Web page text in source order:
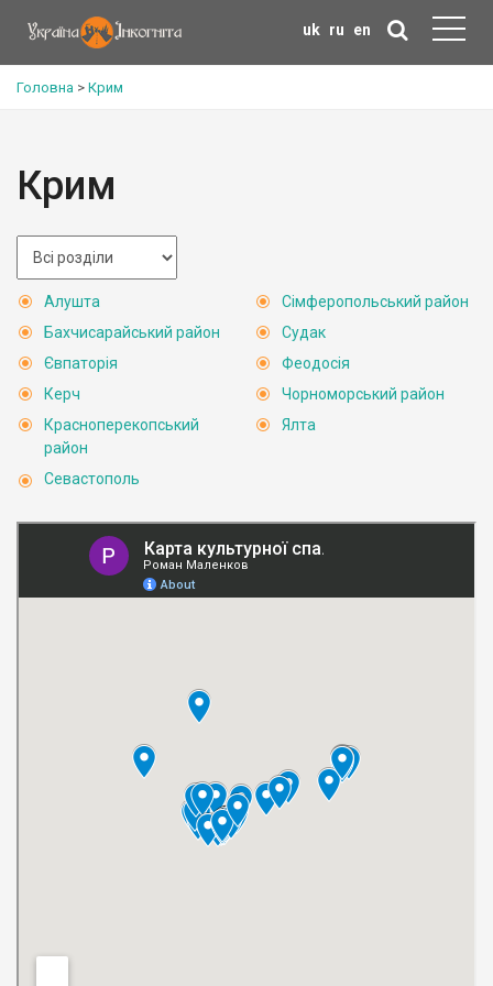
uk ru en
Головна > Крим
Крим
Алушта
Бахчисарайський район
Євпаторія
Керч
Красноперекопський
район
Севастополь
Сімферопольський район
Судак
Феодосія
Чорноморський район
Ялта